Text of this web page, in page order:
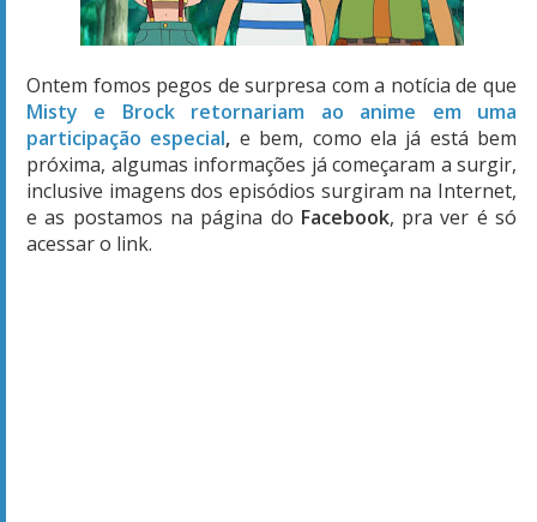
Ontem fomos pegos de surpresa com a notícia de que
Misty e Brock retornariam ao anime em uma
participação especial, e bem, como ela já está bem
próxima, algumas informações já começaram a surgir,
inclusive imagens dos episódios surgiram na Internet,
e as postamos na página do Facebook, pra ver é só
acessar o link.